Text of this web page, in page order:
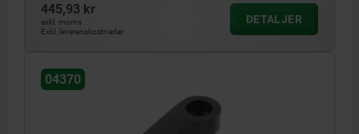
445,93 kr
exkl. moms
Exkl. leveranskostnader
DETALJER
04370